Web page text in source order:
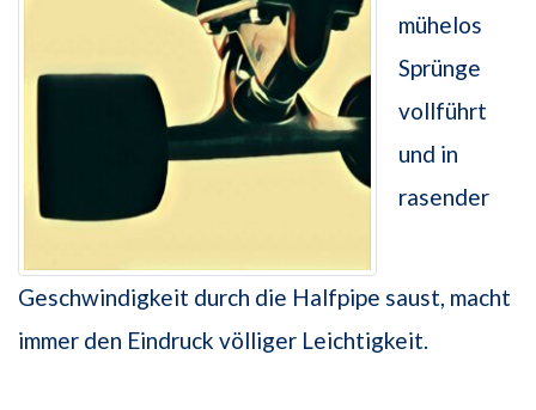
mühelos
Sprünge
vollführt
und in
rasender
Geschwindigkeit durch die Halfpipe saust, macht
immer den Eindruck völliger Leichtigkeit.